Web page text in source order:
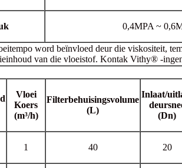
0,4MPA ~
word beïnvloed deur die viskositeit,
van die vloeistof. Kontak Vithy® -
Vloei
Koers
(m³/h)
Filterbehuisingsvolume
(L)
Inlaat/
(Dn)
1 40 20